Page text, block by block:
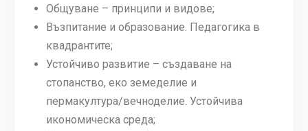
Общуване – принципи и видове;
Възпитание и образование. Педагогика в
квадрантите;
Устойчиво развитие – създаване на
стопанство, еко земеделие и
пермакултура/вечноделие. Устойчива
икономическа среда;